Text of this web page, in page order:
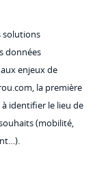
solutions
données
enjeux de
la première
identifier le lieu de
(mobilité,